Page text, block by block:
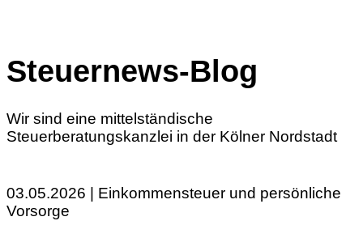
Steuernews-Blog
Wir sind eine mittelständische
Steuerberatungskanzlei in der Kölner Nordstadt
03.05.2026 | Einkommensteuer und persönliche
Vorsorge